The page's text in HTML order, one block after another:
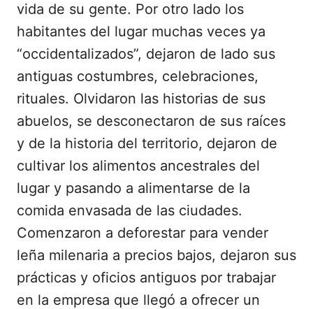
vida de su gente. Por otro lado los
habitantes del lugar muchas veces ya
“occidentalizados”, dejaron de lado sus
antiguas costumbres, celebraciones,
rituales. Olvidaron las historias de sus
abuelos, se desconectaron de sus raíces
y de la historia del territorio, dejaron de
cultivar los alimentos ancestrales del
lugar y pasando a alimentarse de la
comida envasada de las ciudades.
Comenzaron a deforestar para vender
leña milenaria a precios bajos, dejaron sus
prácticas y oficios antiguos por trabajar
en la empresa que llegó a ofrecer un